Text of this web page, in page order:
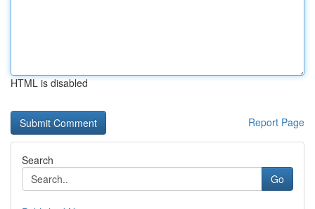
HTML is disabled
Report Page
Search
Go